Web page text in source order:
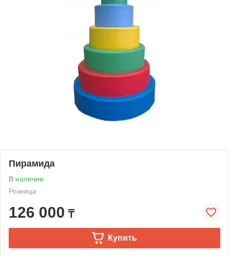
Пирамида
В наличии
Розница
126 000 ₸
Купить